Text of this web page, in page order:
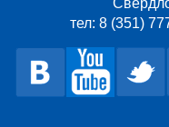
тел: 8 (351)